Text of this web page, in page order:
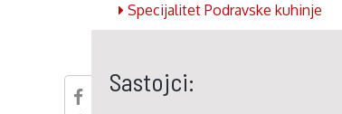
KOPRIVNIČKO-KRIŽEVAČKA ŽUPANIJA
VIROVITIČKO-PODRAVSKA ŽUPANIJA
SALATA
Specijalitet Podravske kuhinje
Sastojci: